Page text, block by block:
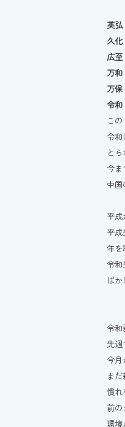
英弘
久化
広至
万和
万保
令和
こ
令和
と
今ま
中国
平成
平成
年を
令和
ば
令和
先週
今月
ま
慣れ
前の
環境